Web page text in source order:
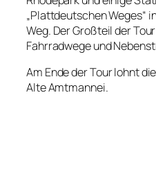
„Plattdeutschen Weges“
Weg. Der Großteil der
Fahrradwege und
Am Ende der Tour lohnt
Alte Amtmannei.